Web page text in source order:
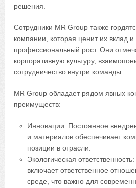
решения.
Сотрудники MR Group также
компании, которая ценит их вклад
профессиональный рост. Они
корпоративную культуру,
сотрудничество внутри команды.
MR Group обладает рядом явных
преимуществ:
Инновации: Постоянное
и материалов обеспечивает
позиции в отрасли.
Экологическая
включает ответственное
среде, что важно для